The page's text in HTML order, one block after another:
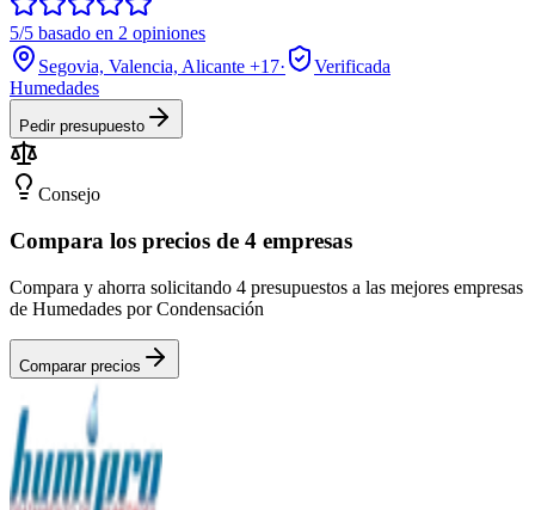
5/5 basado en 2 opiniones
Segovia, Valencia, Alicante +17·
Verificada
Humedades
Pedir presupuesto
Consejo
Compara los precios de 4 empresas
Compara y ahorra solicitando 4 presupuestos a las mejores empresas
de Humedades por Condensación
Comparar precios